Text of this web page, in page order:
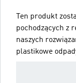
Ten produkt
pochodzących z
naszych
plastikowe